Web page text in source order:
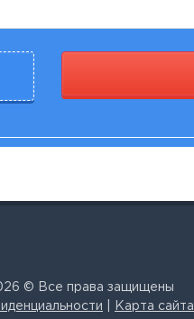
© Все права защищены
Карта сайта